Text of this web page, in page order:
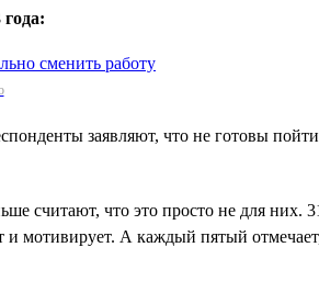
заявляют, что не готовы пойти
считают, что это просто не для них.
мотивирует. А каждый пятый